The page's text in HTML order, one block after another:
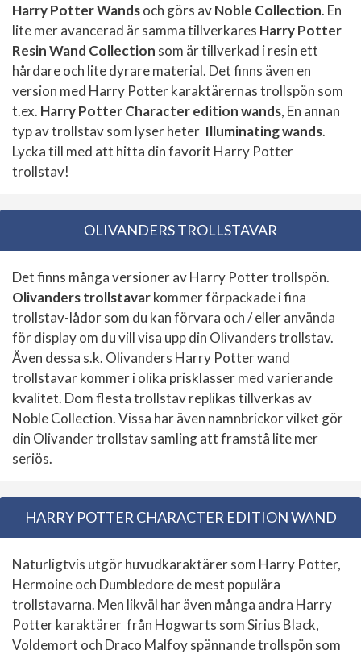
Harry Potter Wandsoch görs avNoble Collection. En
lite mer avancerad är samma tillverkares Harry Potter
Resin Wand Collection som är tillverkad i resin ett
hårdare och lite dyrare material. Det finns även en
version med Harry Potter karaktärernas trollspön som
t.ex. Harry Potter Character edition wands, En annan
typ av trollstav som lyser heter Illuminating wands.
Lycka till med att hitta din favorit Harry Potter
trollstav!
OLIVANDERS TROLLSTAVAR
Det finns många versioner av Harry Potter trollspön.
Olivanders trollstavarkommer förpackade i fina
trollstav-lådor som du kan förvara och / eller använda
för display om du vill visa upp din Olivanders trollstav.
Även dessa s.k. Olivanders Harry Potter wand
trollstavar kommer i olika prisklasser med varierande
kvalitet. Dom flesta trollstav replikas tillverkas av
Noble Collection. Vissa har även namnbrickor vilket gör
din Olivander trollstav samling att framstå lite mer
seriös.
HARRY POTTER CHARACTER EDITION WAND
Naturligtvis utgör huvudkaraktärer som Harry Potter,
Hermoine och Dumbledore de mest populära
trollstavarna. Men likväl har även många andra Harry
Potter karaktärer från Hogwarts som Sirius Black,
Voldemort och Draco Malfoy spännande trollspön som